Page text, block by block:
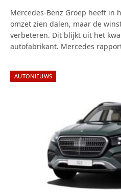
Mercedes-Benz Groep heeft in
omzet zien dalen, maar de
verbeteren. Dit blijkt uit het
autofabrikant. Mercedes
AUTONIEUWS